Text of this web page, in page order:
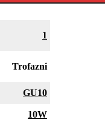
1
Trofazni
GU10
10W